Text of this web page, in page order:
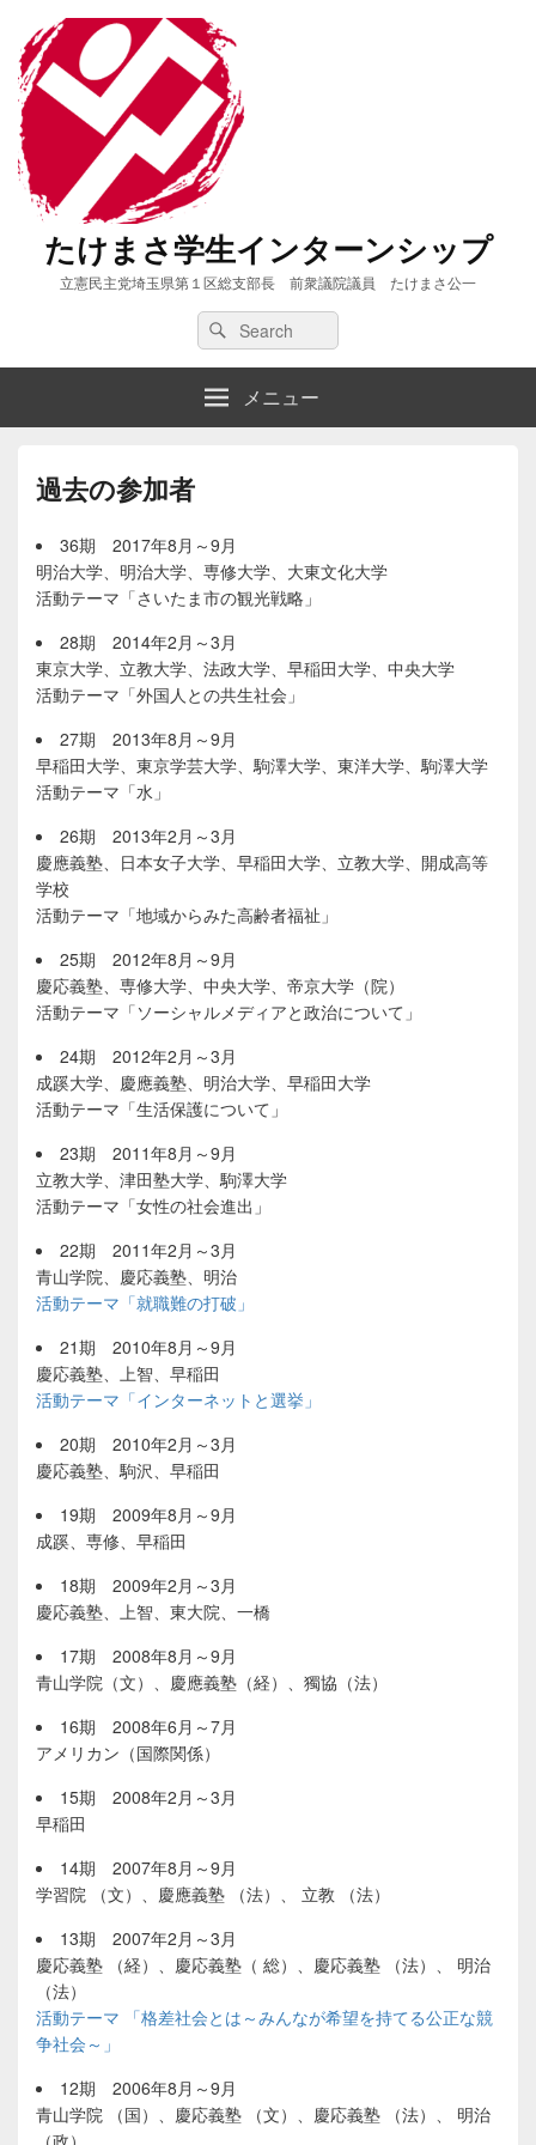
たけまさ学生インターンシップ
立憲民主党埼玉県第１区総支部長 前衆議院議員 たけまさ公一
Search
for:
Search
メニュー
過去の参加者
36期 2017年8月～9月
明治大学、明治大学、専修大学、大東文化大学
活動テーマ「さいたま市の観光戦略」
28期 2014年2月～3月
東京大学、立教大学、法政大学、早稲田大学、中央大学
活動テーマ「外国人との共生社会」
27期 2013年8月～9月
早稲田大学、東京学芸大学、駒澤大学、東洋大学、駒澤大学
活動テーマ「水」
26期 2013年2月～3月
慶應義塾、日本女子大学、早稲田大学、立教大学、開成高等
学校
活動テーマ「地域からみた高齢者福祉」
25期 2012年8月～9月
慶応義塾、専修大学、中央大学、帝京大学（院）
活動テーマ「ソーシャルメディアと政治について」
24期 2012年2月～3月
成蹊大学、慶應義塾、明治大学、早稲田大学
活動テーマ「生活保護について」
23期 2011年8月～9月
立教大学、津田塾大学、駒澤大学
活動テーマ「女性の社会進出」
22期 2011年2月～3月
青山学院、慶応義塾、明治
活動テーマ「就職難の打破」
21期 2010年8月～9月
慶応義塾、上智、早稲田
活動テーマ「インターネットと選挙」
20期 2010年2月～3月
慶応義塾、駒沢、早稲田
19期 2009年8月～9月
成蹊、専修、早稲田
18期 2009年2月～3月
慶応義塾、上智、東大院、一橋
17期 2008年8月～9月
青山学院（文）、慶應義塾（経）、獨協（法）
16期 2008年6月～7月
アメリカン（国際関係）
15期 2008年2月～3月
早稲田
14期 2007年8月～9月
学習院 （文）、慶應義塾 （法）、 立教 （法）
13期 2007年2月～3月
慶応義塾 （経）、慶応義塾（ 総）、慶応義塾 （法）、 明治
（法）
活動テーマ 「格差社会とは～みんなが希望を持てる公正な競
争社会～」
12期 2006年8月～9月
青山学院 （国）、慶応義塾 （文）、慶応義塾 （法）、 明治